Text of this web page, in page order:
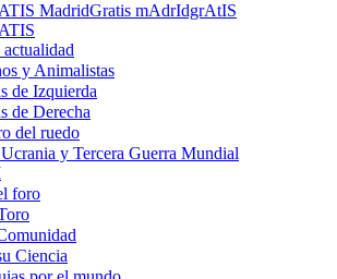
MadridGratis mAdrIdgrAtIS
y Animalistas
de Izquierda
de Derecha
del ruedo
y Tercera Guerra Mundial
foro
Ciencia